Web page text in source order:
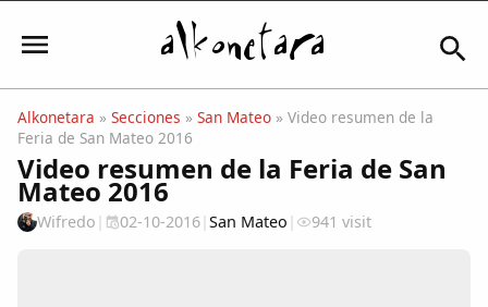
Iniciar sesión
Alkonetara » Secciones » San Mateo » Video resumen de la
Feria de San Mateo 2016
Video resumen de la Feria de San
Mateo 2016
Wifredo | 02-10-2016| San Mateo | 941 visit